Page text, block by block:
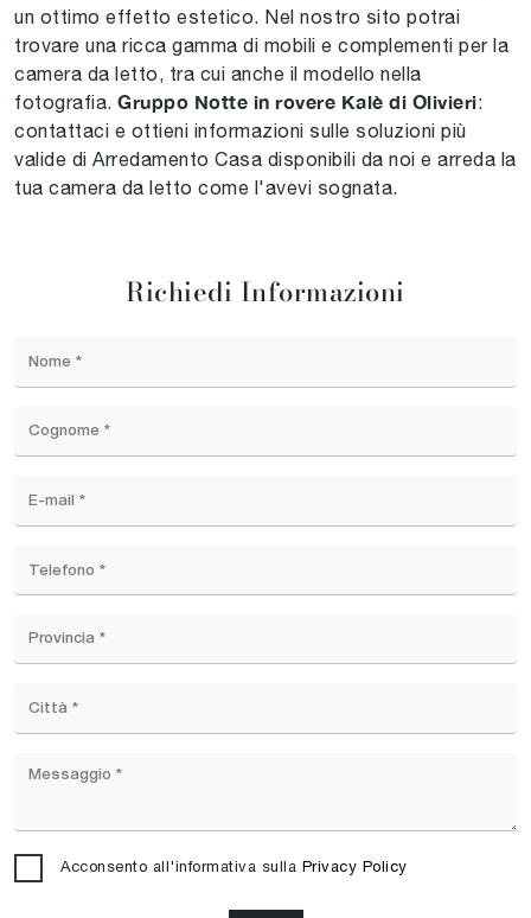
un ottimo effetto estetico. Nel nostro sito potrai
trovare una ricca gamma di mobili e complementi per la
camera da letto, tra cui anche il modello nella
fotografia. Gruppo Notte in rovere Kalè di Olivieri:
contattaci e ottieni informazioni sulle soluzioni più
valide di Arredamento Casa disponibili da noi e arreda la
tua camera da letto come l'avevi sognata.
Richiedi Informazioni
Acconsento all'informativa sulla Privacy Policy